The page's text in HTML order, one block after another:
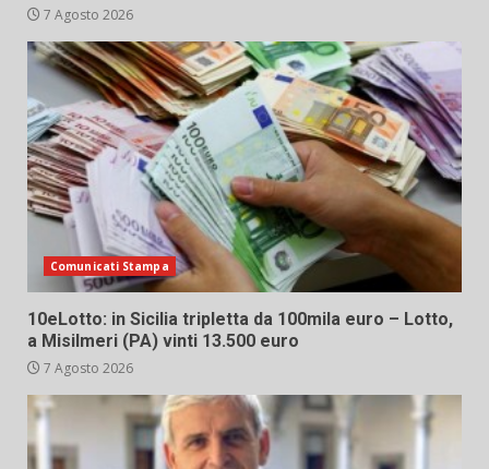
7 Agosto 2026
Comunicati Stampa
10eLotto: in Sicilia tripletta da 100mila euro – Lotto,
a Misilmeri (PA) vinti 13.500 euro
7 Agosto 2026